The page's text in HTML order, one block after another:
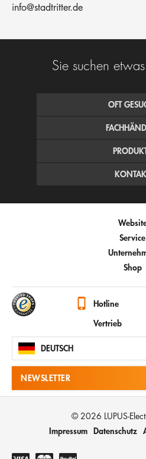
info@stadtritter.de
Sie suchen
OFT
Service
Shop
Hotline
Vertrieb
DEUTSCH
NEWSLETTER
© 2026 LUPUS-
Impressum Datenschutz